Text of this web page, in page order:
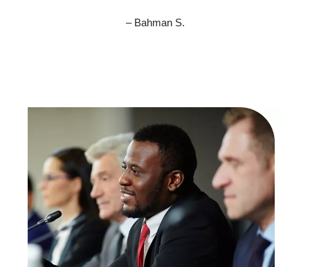
– Bahman S.